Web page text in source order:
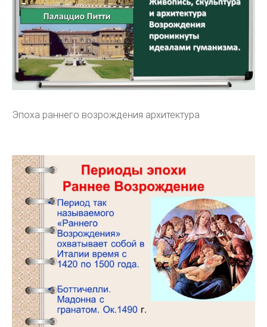
Эпоха раннего возрождения архитектура